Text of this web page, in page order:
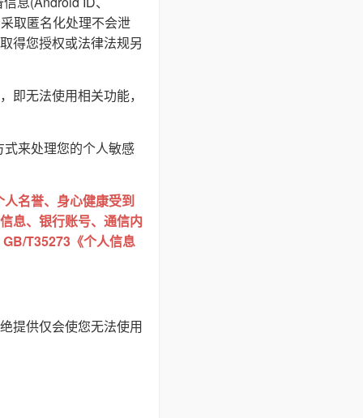
取匿名化处理不会泄
得您授权或法律法规另
即无法使用相关功能，
来处理您的个人敏感
名誉、身心健康受到
息、银行账号、通信内
T35273《个人信息
提供仅会使您无法使用